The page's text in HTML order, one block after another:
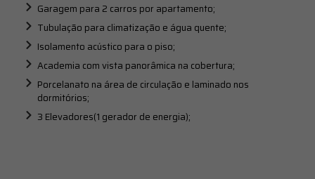
Garagem para 2 carros por apartamento;
Tubulação para climatização e água quente;
Isolamento acústico para o piso;
Academia com vista panorâmica na cobertura;
Porcelanato na área de circulação e laminado nos
dormitórios;
3 Elevadores(1 gerador de energia);